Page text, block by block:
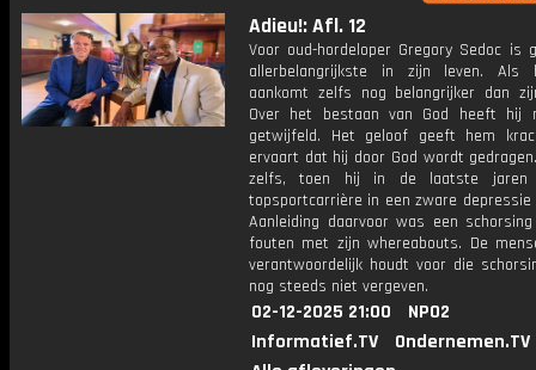
Adieu!: Afl. 12
Voor oud-hordeloper Gregory Sedoc is
allerbelangrijkste in zijn leven. Als
aankomt zelfs nog belangrijker dan
Over het bestaan van God heeft hij
getwijfeld. Het geloof geeft hem
ervaart dat hij door God wordt
zelfs, toen hij in de laatste jaren
topsportcarrière in een zware depressie
Aanleiding daarvoor was een
fouten met zijn whereabouts. De
verantwoordelijk houdt voor die
nog steeds niet vergeven.
02-12-2025 21:00
NPO2
Informatief.TV
Ondernemen.TV